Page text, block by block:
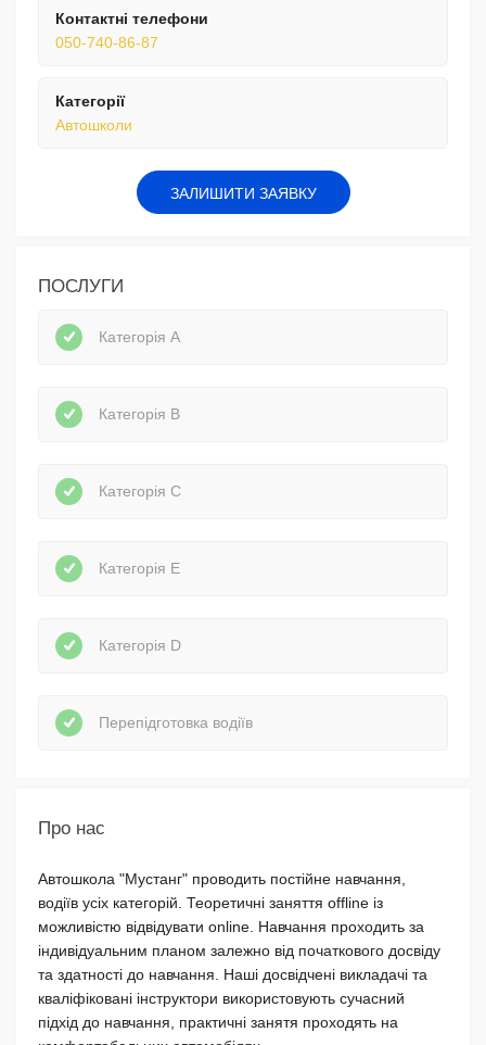
Контактні телефони
050-740-86-87
Категорії
Автошколи
ЗАЛИШИТИ ЗАЯВКУ
ПОСЛУГИ
Категорія А
Категорія В
Категорія С
Категорія E
Категорія D
Перепідготовка водіїв
Про нас
Автошкола "Мустанг" проводить постійне навчання,
водіїв усіх категорій. Теоретичні заняття offline із
можливістю відвідувати online. Навчання проходить за
індивідуальним планом залежно від початкового досвіду
та здатності до навчання. Наші досвідчені викладачі та
кваліфіковані інструктори використовують сучасний
підхід до навчання, практичні занятя проходять на